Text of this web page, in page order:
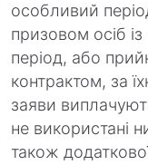
особливий
призовом осіб
період, або
контрактом, за
заяви
не використані
також